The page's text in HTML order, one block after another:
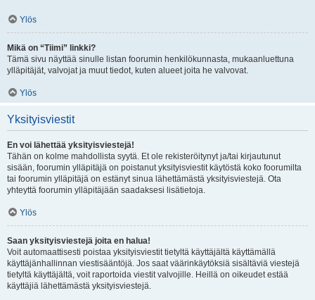
Ylös
Mikä on “Tiimi” linkki?
Tämä sivu näyttää sinulle listan foorumin henkilökunnasta, mukaanluettuna
ylläpitäjät, valvojat ja muut tiedot, kuten alueet joita he valvovat.
Ylös
Yksityisviestit
En voi lähettää yksityisviestejä!
Tähän on kolme mahdollista syytä. Et ole rekisteröitynyt ja/tai kirjautunut
sisään, foorumin ylläpitäjä on poistanut yksityisviestit käytöstä koko foorumilta
tai foorumin ylläpitäjä on estänyt sinua lähettämästä yksityisviestejä. Ota
yhteyttä foorumin ylläpitäjään saadaksesi lisätietoja.
Ylös
Saan yksityisviestejä joita en halua!
Voit automaattisesti poistaa yksityisviestit tietyltä käyttäjältä käyttämällä
käyttäjänhallinnan viestisääntöjä. Jos saat väärinkäytöksiä sisältäviä viestejä
tietyltä käyttäjältä, voit raportoida viestit valvojille. Heillä on oikeudet estää
käyttäjiä lähettämästä yksityisviestejä.